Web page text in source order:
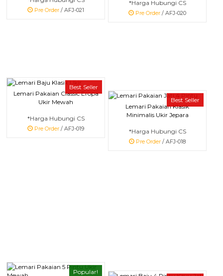
Pre Order / AFJ-021
*Harga Hubungi CS
Pre Order / AFJ-020
Best Seller
Lemari Pakaian Classic Eropa
Ukir Mewah
*Harga Hubungi CS
Pre Order / AFJ-019
Best Seller
Lemari Pakaian Klasik
Minimalis Ukir Jepara
*Harga Hubungi CS
Pre Order / AFJ-018
Popular!